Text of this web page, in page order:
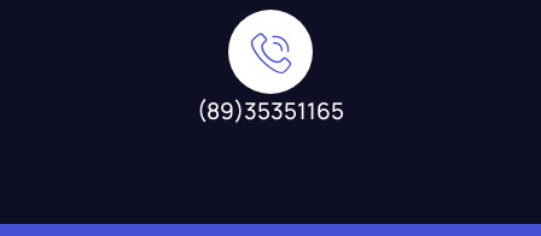
(89)35351165